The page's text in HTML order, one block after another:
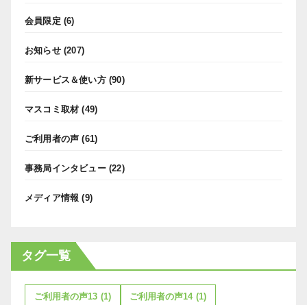
会員限定 (6)
お知らせ(207)
新サービス＆使い方(90)
マスコミ取材 (49)
ご利用者の声 (61)
事務局インタビュー(22)
メディア情報 (9)
タグ一覧
ご利用者の声13 (1) ご利用者の声14 (1)